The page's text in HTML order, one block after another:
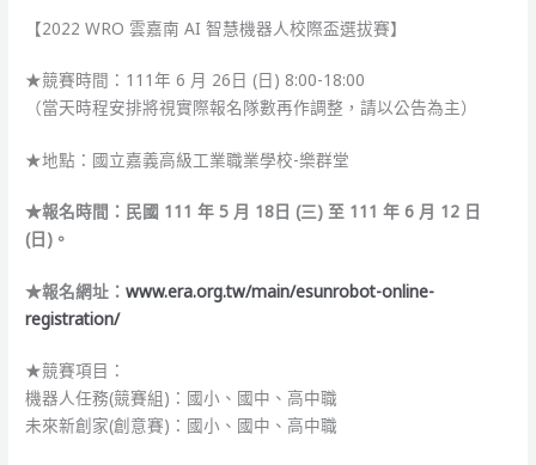
【2022 WRO 雲嘉南 AI 智慧機器人校際盃選拔賽】
★競賽時間：111年 6 月 26日 (日) 8:00-18:00
（當天時程安排將視實際報名隊數再作調整，請以公告為主）
★地點：國立嘉義高級工業職業學校-樂群堂
★報名時間：民國 111 年 5 月 18日 (三) 至 111 年 6 月 12 日
(日)。
★報名網址：www.era.org.tw/main/esunrobot-online-
registration/
★競賽項目：
機器人任務(競賽組)：國小、國中、高中職
未來新創家(創意賽)：國小、國中、高中職